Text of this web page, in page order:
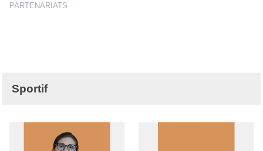
PARTENARIATS
Sportif